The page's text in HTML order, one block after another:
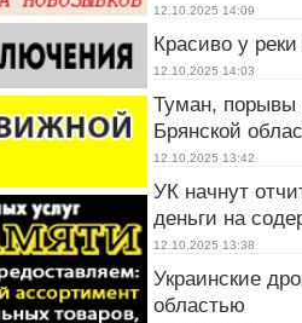
12.10.2025 14:09
Красиво у
12.10.2025 14:03
Туман, порывы
Брянской
12.10.2025 13:42
УК начнут
деньги на
12.10.2025 13:38
Украинские
областью